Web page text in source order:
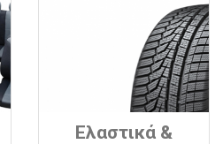
Ελαστικά &